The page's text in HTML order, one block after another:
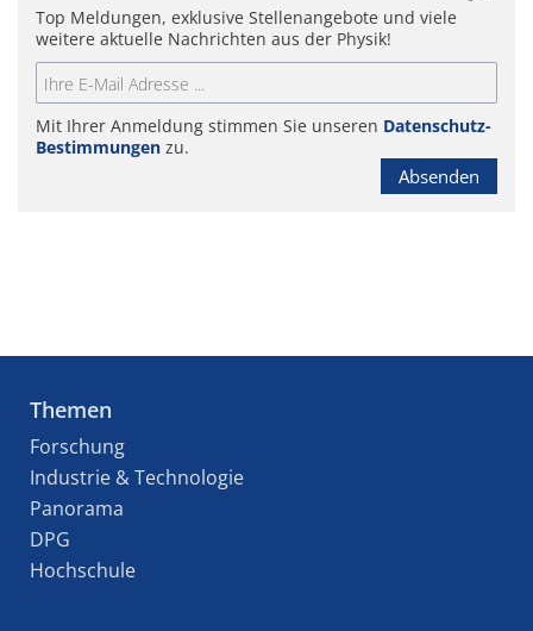
Top Meldungen, exklusive Stellenangebote und viele
weitere aktuelle Nachrichten aus der Physik!
Mit Ihrer Anmeldung stimmen Sie unseren Datenschutz-
Bestimmungen zu.
Absenden
Themen
Forschung
Industrie & Technologie
Panorama
DPG
Hochschule